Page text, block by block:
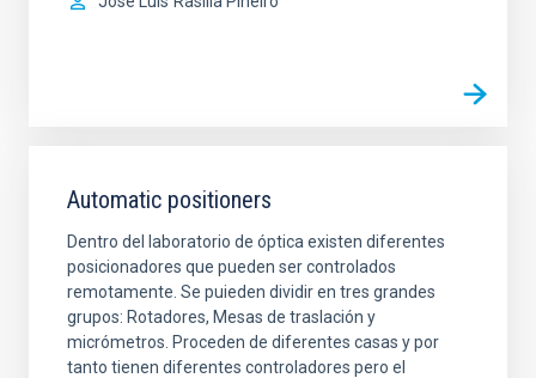
Automatic positioners
Dentro del laboratorio de óptica existen diferentes
posicionadores que pueden ser controlados
remotamente. Se puieden dividir en tres grandes
grupos: Rotadores, Mesas de traslación y
micrómetros. Proceden de diferentes casas y por
tanto tienen diferentes controladores pero el